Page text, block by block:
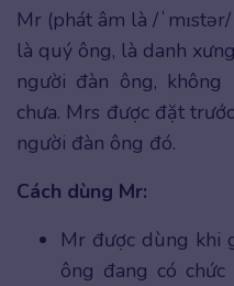
Mr (phát âm là /
là quý ông, là danh
người đàn ông,
chưa. Mrs được đặt
người đàn ông đó.
Cách dùng Mr:
Mr được dùng khi
ông đang có